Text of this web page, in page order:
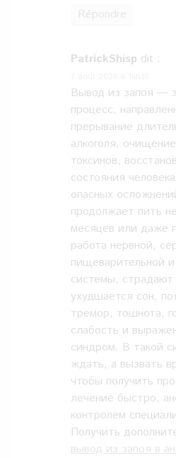
PatrickShisp dit :
Вывод из запоя —
процесс,
прерывание
алкоголя,
токсинов,
состояния
опасных
продолжает пить
месяцев или даже
работа нервной,
пищеварительной
системы, страдают
ухудшается сон,
тремор, тошнота,
слабость и
синдром. В такой
ждать, а вызвать
чтобы получить
лечение быстро,
контролем
Получить
вывод из запоя в